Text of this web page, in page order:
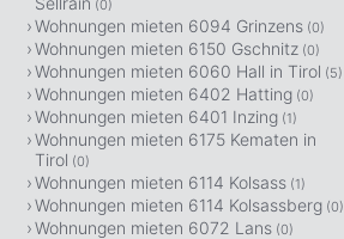
(0)
Wohnungen mieten 6094 Grinzens (0)
Wohnungen mieten 6150 Gschnitz (0)
Wohnungen mieten 6060 Hall in Tirol (5)
Wohnungen mieten 6402 Hatting (0)
Wohnungen mieten 6401 Inzing (1)
Wohnungen mieten 6175 Kematen in
Tirol (0)
Wohnungen mieten 6114 Kolsass (1)
Wohnungen mieten 6114 Kolsassberg (0)
Wohnungen mieten 6072 Lans (0)